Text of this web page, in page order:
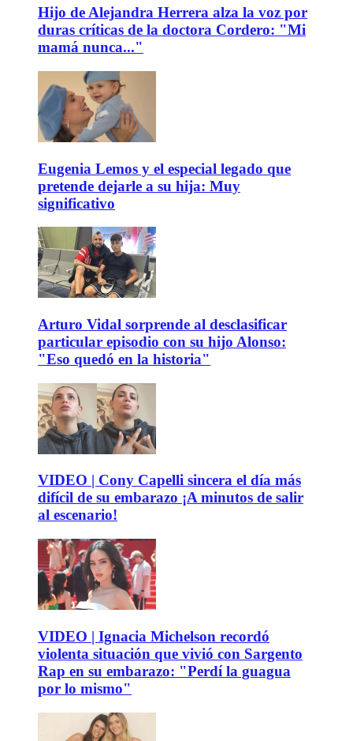
Hijo de Alejandra Herrera alza la voz por
duras críticas de la doctora Cordero: "Mi
mamá nunca..."
Eugenia Lemos y el especial legado que
pretende dejarle a su hija: Muy
significativo
Arturo Vidal sorprende al desclasificar
particular episodio con su hijo Alonso:
"Eso quedó en la historia"
VIDEO | Cony Capelli sincera el día más
difícil de su embarazo ¡A minutos de salir
al escenario!
VIDEO | Ignacia Michelson recordó
violenta situación que vivió con Sargento
Rap en su embarazo: "Perdí la guagua
por lo mismo"